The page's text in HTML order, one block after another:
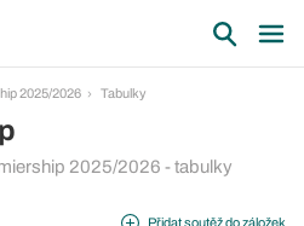
2025/2026 Tabulky
2025/2026 - tabulky
Přidat soutěž do záložek